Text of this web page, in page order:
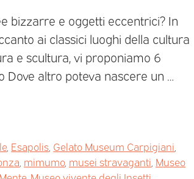
bizzarre e oggetti eccentrici? In
ai classici luoghi della cultura
e scultura, vi proponiamo 6
altro poteva nascere un …
, Esapolis Gelato Museum Carpigiani
mimumo, musei stravaganti Museo